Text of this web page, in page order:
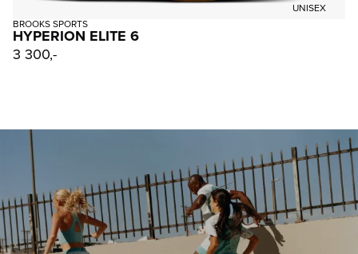
UNISEX
BROOKS SPORTS
HYPERION ELITE 6
3 300,-